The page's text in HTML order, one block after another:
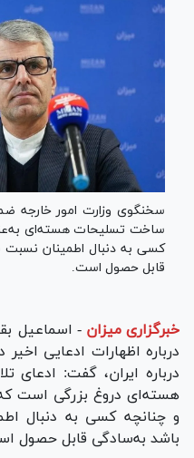
سخنگوی وزارت امور خارجه
ساخت تسلیحات هسته‌ای
کسی به دنبال اطمینان
قابل حصول است.
خبرگزاری میزان - اسماعیل
درباره اظهارات ادعایی
درباره ایران، گفت: ادعای
هسته‌ای دروغ بزرگی است
و چنانچه کسی به دنبال
باشد به‌سادگی قابل حصول